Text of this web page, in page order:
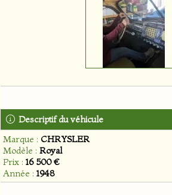
Descriptif du véhicule
Marque : CHRYSLER
Modèle : Royal
Prix : 16 500 €
Année : 1948